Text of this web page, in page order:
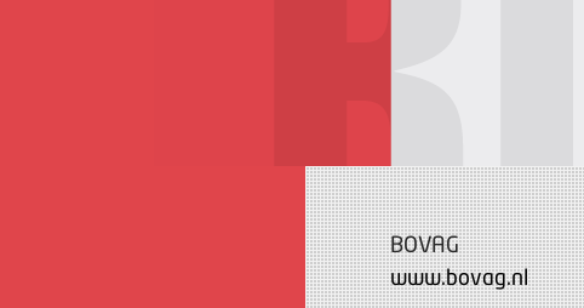
BOVAG
www.bovag.nl